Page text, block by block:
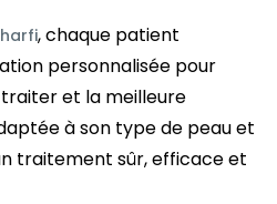
, chaque patient
personnalisée pour
et la meilleure
à son type de peau et
traitement sûr, efficace et